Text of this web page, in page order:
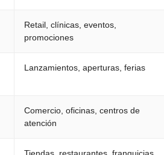
Retail, clínicas, eventos,
promociones
Lanzamientos, aperturas, ferias
Comercio, oficinas, centros de
atención
Tiendas, restaurantes, franquicias